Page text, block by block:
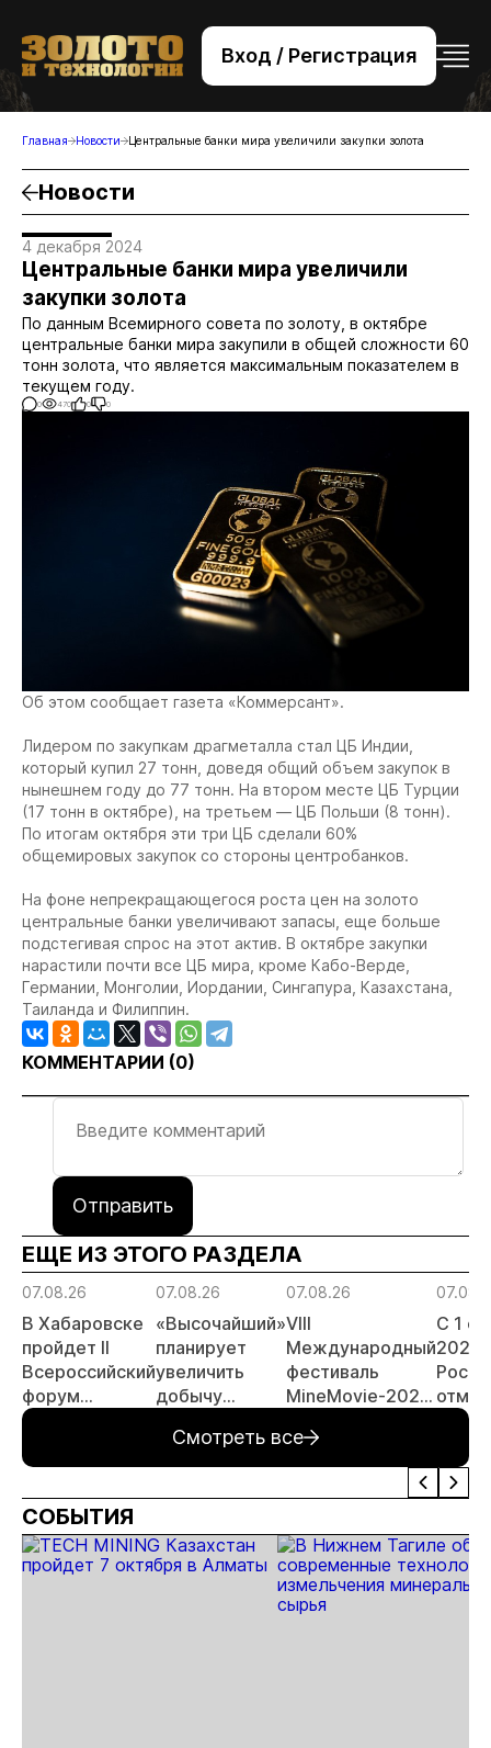
Вход / Регистрация
+7 (495) 221-76-32
bsv@zolteh.ru
Главная Новости Центральные банки мира увеличили закупки золота
Новости
4 декабря 2024
Центральные банки мира увеличили
закупки золота
По данным Всемирного совета по золоту, в октябре
центральные банки мира закупили в общей сложности 60
тонн золота, что является максимальным показателем в
текущем году.
0 470 0 0
Об этом сообщает газета «Коммерсант».
Лидером по закупкам драгметалла стал ЦБ Индии,
который купил 27 тонн, доведя общий объем закупок в
нынешнем году до 77 тонн. На втором месте ЦБ Турции
(17 тонн в октябре), на третьем — ЦБ Польши (8 тонн).
По итогам октября эти три ЦБ сделали 60%
общемировых закупок со стороны центробанков.
На фоне непрекращающегося роста цен на золото
центральные банки увеличивают запасы, еще больше
подстегивая спрос на этот актив. В октябре закупки
нарастили почти все ЦБ мира, кроме Кабо-Верде,
Германии, Монголии, Иордании, Сингапура, Казахстана,
Таиланда и Филиппин.
КОММЕНТАРИИ (0)
Отправить
ЕЩЕ ИЗ ЭТОГО РАЗДЕЛА
07.08.26
В Хабаровске
пройдет II
Всероссийский
форум
«Россыпное
России»
07.08.26
«Высочайший»
планирует
увеличить
добычу
тонн в 2026
году
07.08.26
VIII
Международный
фестиваль
MineMovie-2026
заявок
С 1
2026
МСБ
Смотреть все
СОБЫТИЯ